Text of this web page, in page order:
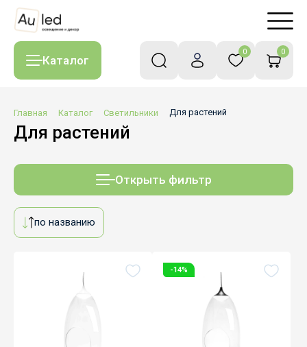
Каталог
0 0
Главная Каталог Светильники Для растений
Для растений
Открыть фильтр
по названию
-14%